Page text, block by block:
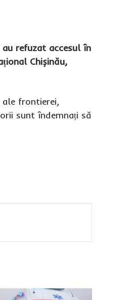
refuzat accesul în
Chișinău,
frontierei,
sunt îndemnați să